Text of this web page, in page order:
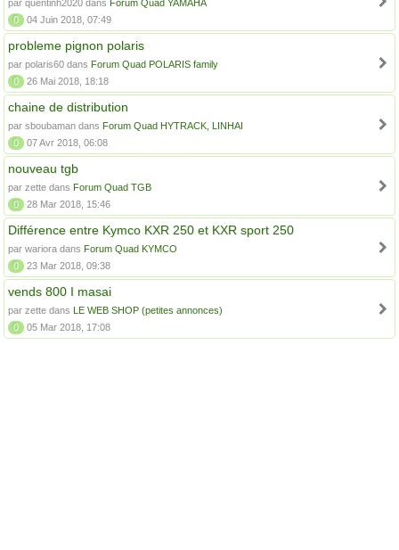
par quentinh2020 dans Forum Quad YAMAHA
0
04 Juin 2018, 07:49
probleme pignon polaris
par polaris60 dans Forum Quad POLARIS family
0
26 Mai 2018, 18:18
chaine de distribution
par sboubaman dans Forum Quad HYTRACK, LINHAI
0
07 Avr 2018, 06:08
nouveau tgb
par zette dans Forum Quad TGB
0
28 Mar 2018, 15:46
Différence entre Kymco KXR 250 et KXR sport 250
par wariora dans Forum Quad KYMCO
0
23 Mar 2018, 09:38
vends 800 I masai
par zette dans LE WEB SHOP (petites annonces)
0
05 Mar 2018, 17:08